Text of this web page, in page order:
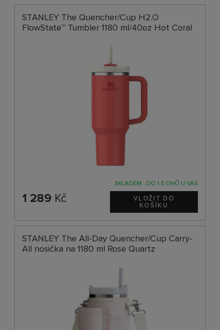
STANLEY The Quencher/Cup H2.O
FlowState™ Tumbler 1180 ml/40oz Hot Coral
SKLADEM - DO 1-5 DNŮ U VÁS
1 289 Kč
STANLEY The All-Day Quencher/Cup Carry-
All nosička na 1180 ml Rose Quartz